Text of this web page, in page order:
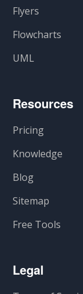
Flyers
Flowcharts
UML
Resources
Pricing
Knowledge
Blog
Sitemap
Free Tools
Legal